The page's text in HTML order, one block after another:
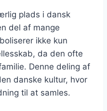
plads i dansk
del af mange
ikke kun
da den ofte
Denne deling af
danske kultur, hvor
til at samles.